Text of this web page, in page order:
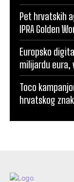
Pet hrvatskih
IPRA Golden
Europsko
milijardu eura,
Toco
hrvatskog